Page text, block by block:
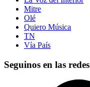
Mitre
Olé
Quiero Música
TN
Vía País
Seguinos en las redes